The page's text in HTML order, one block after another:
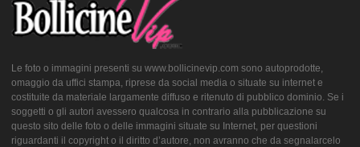
Le foto o immagini presenti su www.bollicinevip.com sono autoprodotte,
omaggio da uffici stampa, riprese da social media o situate su internet e
costituite da materiale largamente diffuso e ritenuto di pubblico dominio. Se i
soggetti o gli autori avessero qualcosa in contrario alla pubblicazione su
questo sito delle foto o delle immagini situate su Internet, per questioni
riguardanti il copyright o il diritto d’autore, non avranno che da segnalarcelo